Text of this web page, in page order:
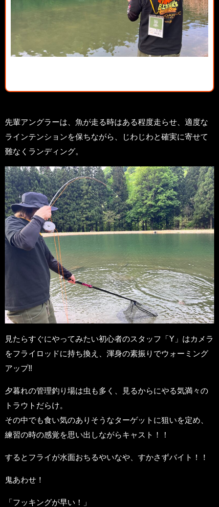
先輩アングラーは、魚が走る時はある程度走らせ、適度な
ラインテンションを保ちながら、じわじわと確実に寄せて
難なくランディング。
見たらすぐにやってみたい初心者のスタッフ「Y」はカメラ
をフライロッドに持ち換え、渾身の素振りでウォーミング
アップ‼
夕暮れの管理釣り場は虫も多く、見るからにやる気満々の
トラウトだらけ。
その中でも食い気のありそうなターゲットに狙いを定め、
練習の時の感覚を思い出しながらキャスト！！
するとフライが水面おちるやいなや、すかさずバイト！！
鬼あわせ！
「フッキングが早い！」